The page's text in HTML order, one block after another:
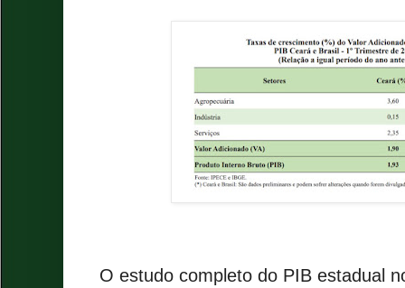
O estudo completo do PIB estadual